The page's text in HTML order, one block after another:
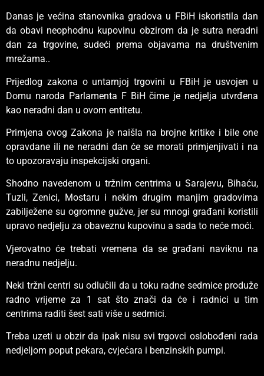
Danas je većina stanovnika gradova u FBiH iskoristila dan
da obavi neophodnu kupovinu obzirom da je sutra neradni
dan za trgovine, sudeći prema objavama na društvenim
mrežama..
Prijedlog zakona o untarnjoj trgovini u FBiH je usvojen u
Domu naroda Parlamenta F BiH čime je nedjelja utvrđena
kao neradni dan u ovom entitetu.
Primjena ovog Zakona je naišla na brojne kritike i bile one
opravdane ili ne neradni dan će se morati primjenjivati i na
to upozoravaju inspekcijski organi.
Shodno navedenom u tržnim centrima u Sarajevu, Bihaću,
Tuzli, Zenici, Mostaru i nekim drugim manjim gradovima
zabilježene su ogromne gužve, jer su mnogi građani koristili
upravo nedjelju za obaveznu kupovinu a sada to neće moći.
Vjerovatno će trebati vremena da se građani naviknu na
neradnu nedjelju.
Neki tržni centri su odlučili da u toku radne sedmice produže
radno vrijeme za 1 sat što znači da će i radnici u tim
centrima raditi šest sati više u sedmici.
Treba uzeti u obzir da ipak nisu svi trgovci oslobođeni rada
nedjeljom poput pekara, cvjećara i benzinskih pumpi.